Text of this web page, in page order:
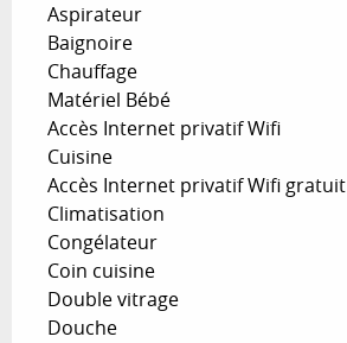
Aspirateur
Baignoire
Chauffage
Matériel Bébé
Accès Internet privatif Wifi
Cuisine
Accès Internet privatif Wifi gratuit
Climatisation
Congélateur
Coin cuisine
Double vitrage
Douche